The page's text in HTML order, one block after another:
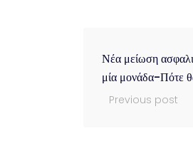
Νέα μείωση
μία μονάδα-Πότε
Previous post